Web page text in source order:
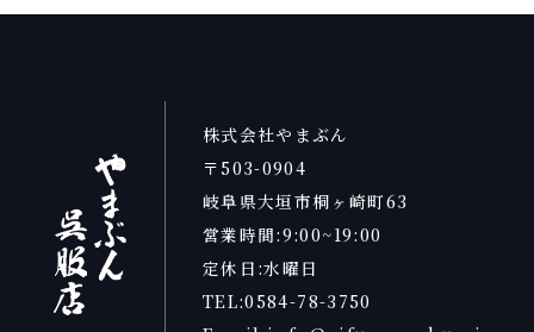
株式会社やまぶん
〒503-0904
岐阜県大垣市桐ヶ崎町63
営業時間:9:00~19:00
定休日:水曜日
TEL:0584-78-3750